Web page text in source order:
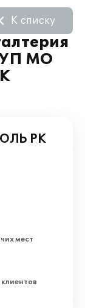
МО
К списку
РК
мест